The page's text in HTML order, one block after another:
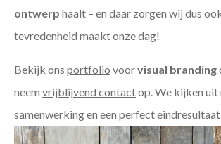
ontwerp haalt – en daar zorgen wij dus
tevredenheid maakt onze dag!
Bekijk ons portfolio voorvisual branding
neem vrijblijvend contactop. We kijken uit
samenwerking en een perfect eindresultaat.